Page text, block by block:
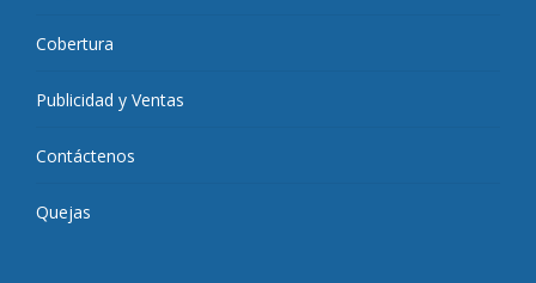
Cobertura
Publicidad y Ventas
Contáctenos
Quejas